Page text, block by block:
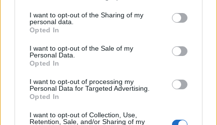
I want to opt-out of the Sharing of my
personal data.
Opted In
I want to opt-out of the Sale of my
Personal Data.
Opted In
I want to opt-out of processing my
Personal Data for Targeted Advertising.
Opted In
I want to opt-out of Collection, Use,
Retention, Sale, and/or Sharing of my
Μεταπροπονητική πείνα: Ο λόγος
πάντα μετά την άσκηση
27 Φεβρουαρίου 2026
Ωρίων – Σπάνια νοσήματα
διαμόρφωσαν την ιστορία και το
πνεύμα της χώρας μας
27 Φεβρουαρίου 2026